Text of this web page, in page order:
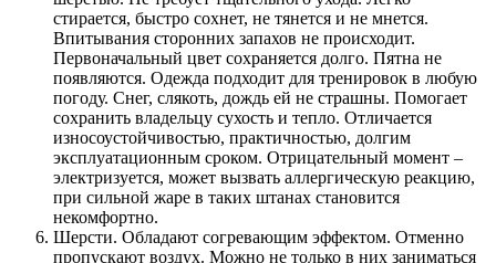
стирается, быстро сохнет, не тянется и не мнется.
Впитывания сторонних запахов не происходит.
Первоначальный цвет сохраняется долго. Пятна не
появляются. Одежда подходит для тренировок в любую
погоду. Снег, слякоть, дождь ей не страшны. Помогает
сохранить владельцу сухость и тепло. Отличается
износоустойчивостью, практичностью, долгим
эксплуатационным сроком. Отрицательный момент –
электризуется, может вызвать аллергическую реакцию,
при сильной жаре в таких штанах становится
некомфортно.
Шерсти. Обладают согревающим эффектом. Отменно
пропускают воздух. Можно не только в них заниматься